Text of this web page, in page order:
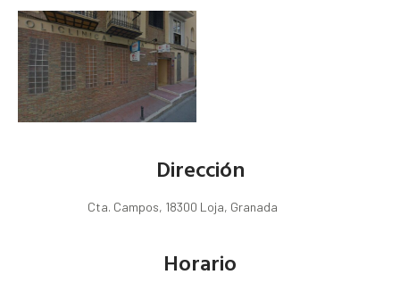
Dirección
Cta. Campos, 18300 Loja, Granada
Horario